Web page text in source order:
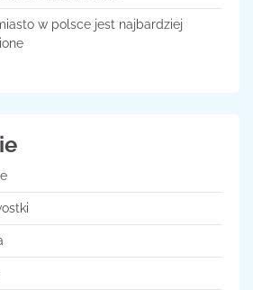
w polsce jest najbardziej